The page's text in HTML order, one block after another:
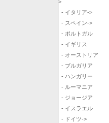
>
- イタリア->
- スペイン->
- ポルトガル
- イギリス
- オーストリア
- ブルガリア
- ハンガリー
- ルーマニア
- ジョージア
- イスラエル
- ドイツ->